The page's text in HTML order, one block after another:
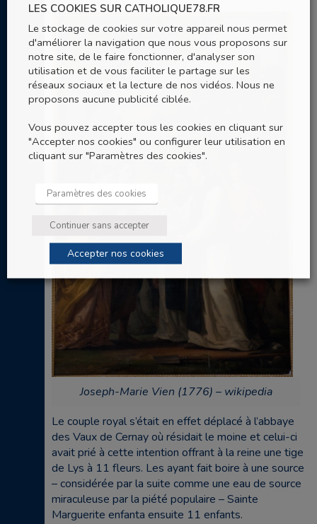
Joseph-Marie Vien (1776) – wikipedia
Le couple royal s’était en effet déplacé à l’abbaye
des Vaux de Cernay où résidait le moine et celui-ci
avait prié à cette intention offrant à la reine une tige
de Lys à 11 fleurs. Les ayant fait boire à une source
– considérée par la suite comme une eau de source
miraculeuse par la piété populaire – Sainte
Marguerite enfanta ensuite 11 enfants.
LES COOKIES SUR CATHOLIQUE78.FR
Le stockage de cookies sur votre appareil nous permet
d'améliorer la navigation que nous vous proposons sur
notre site, de le faire fonctionner, d'analyser son
utilisation et de vous faciliter le partage sur les
réseaux sociaux et la lecture de nos vidéos. Nous ne
proposons aucune publicité ciblée.
Vous pouvez accepter tous les cookies en cliquant sur
"Accepter nos cookies" ou configurer leur utilisation en
cliquant sur "Paramètres des cookies".
Paramètres des cookies
Continuer sans accepter
Accepter nos cookies